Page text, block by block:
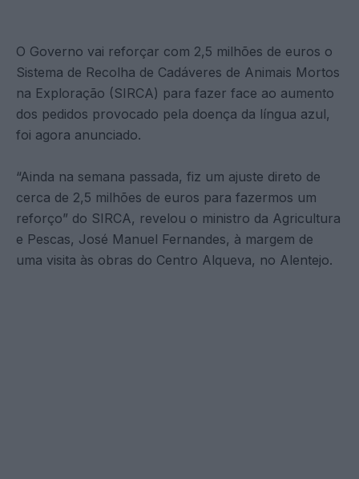
O Governo vai reforçar com 2,5 milhões de euros o
Sistema de Recolha de Cadáveres de Animais Mortos
na Exploração (SIRCA) para fazer face ao aumento
dos pedidos provocado pela doença da língua azul,
foi agora anunciado.
“Ainda na semana passada, fiz um ajuste direto de
cerca de 2,5 milhões de euros para fazermos um
reforço” do SIRCA, revelou o ministro da Agricultura
e Pescas, José Manuel Fernandes, à margem de
uma visita às obras do Centro Alqueva, no Alentejo.